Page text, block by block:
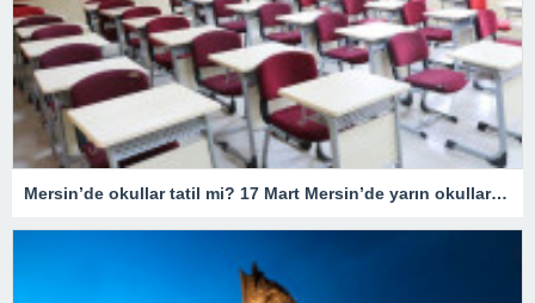
Mersin’de okullar tatil mi? 17 Mart Mersin’de yarın okullar tatil mi olacak? 17 Mart Cuma günü okullar hangi illerde tatil?